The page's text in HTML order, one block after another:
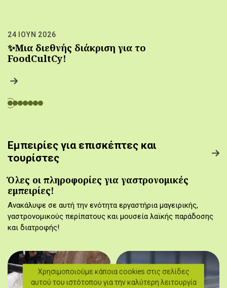
24 ΙΟΥΝ 2026
✨Μια διεθνής διάκριση για το
FoodCultCy!
Εμπειρίες για επισκέπτες και
τουρίστες
Όλες οι πληροφορίες για γαστρονομικές
εμπειρίες!
Ανακάλυψε σε αυτή την ενότητα εργαστήρια μαγειρικής,
γαστρονομικούς περίπατους και μουσεία λαϊκής παράδοσης
και διατροφής!
Χρησιμοποιούμε κάποια cookies στις σελίδες
αυτού του ιστότοπου για την καλύτερη λειτουργία